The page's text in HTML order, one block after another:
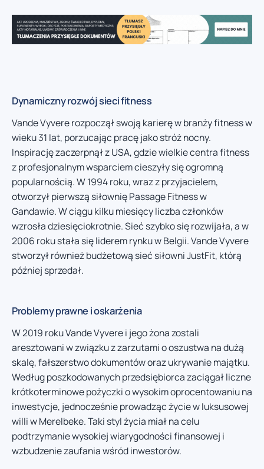
Dynamiczny rozwój sieci fitness
Vande Vyvere rozpoczął swoją karierę w branży fitness w
wieku 31 lat, porzucając pracę jako stróż nocny.
Inspirację zaczerpnął z USA, gdzie wielkie centra fitness
z profesjonalnym wsparciem cieszyły się ogromną
popularnością. W 1994 roku, wraz z przyjacielem,
otworzył pierwszą siłownię Passage Fitness w
Gandawie. W ciągu kilku miesięcy liczba członków
wzrosła dziesięciokrotnie. Sieć szybko się rozwijała, a w
2006 roku stała się liderem rynku w Belgii. Vande Vyvere
stworzył również budżetową sieć siłowni JustFit, którą
później sprzedał.
Problemy prawne i oskarżenia
W 2019 roku Vande Vyvere i jego żona zostali
aresztowani w związku z zarzutami o oszustwa na dużą
skalę, fałszerstwo dokumentów oraz ukrywanie majątku.
Według poszkodowanych przedsiębiorca zaciągał liczne
krótkoterminowe pożyczki o wysokim oprocentowaniu na
inwestycje, jednocześnie prowadząc życie w luksusowej
willi w Merelbeke. Taki styl życia miał na celu
podtrzymanie wysokiej wiarygodności finansowej i
wzbudzenie zaufania wśród inwestorów.